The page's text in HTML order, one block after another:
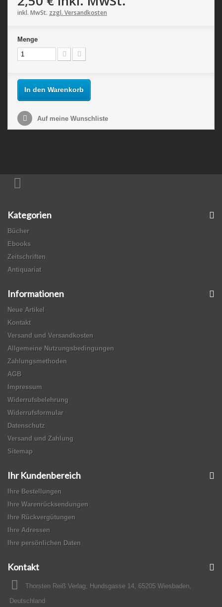
inkl. MwSt. zzgl. Versandkosten
Menge
In den Warenkorb
Auf meine Wunschliste
Kategorien
Bücher
Ebooks
Zeitschriften
Antiquariat
Informationen
Neue Artikel
Kontakt
Versand und Versandkosten
Allgemeine Nutzungsbedingungen
Zahlungsmethoden
AGB
Impressum
Widerrufsbelehrung
Widerrufsformular
Datenschutz
Versand und Zahlung
Sitemap
Ihr Kundenbereich
Ihre Bestellungen
Ihre Warenrücksendungen
Ihre Rückvergütungen
Ihre Adressen
Ihre persönlichen Daten
Kontakt
Thorsten Reiß Verlag, Hundsgasse 14, 65205 Wiesbaden,
Deutschland